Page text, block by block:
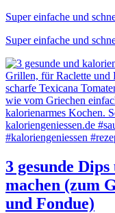
Super einfache und
Super einfache und
3 gesunde
machen (zum
und Fondue)